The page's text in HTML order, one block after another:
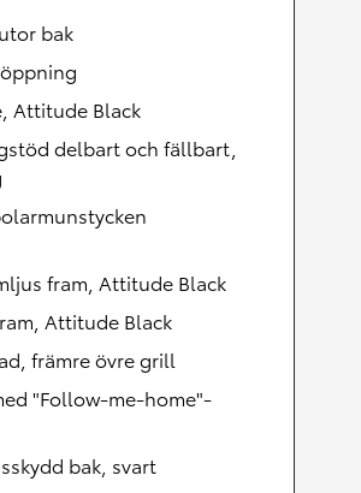
bak
Attitude Black
delbart och fällbart,
fram, Attitude Black
Attitude Black
främre övre grill
"Follow-me-home"-
bak, svart